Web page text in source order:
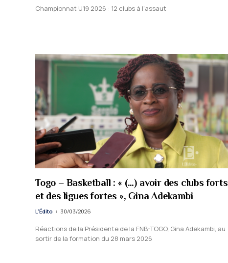
Championnat U19 2026 : 12 clubs à l’assaut
Togo – Basketball : « (…) avoir des clubs forts
et des ligues fortes », Gina Adekambi
L'Édito 30/03/2026
Réactions de la Présidente de la FNB-TOGO, Gina Adekambi, au
sortir de la formation du 28 mars 2026